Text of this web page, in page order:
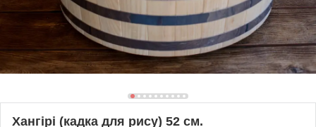
Хангірі (кадка для рису) 52 см.